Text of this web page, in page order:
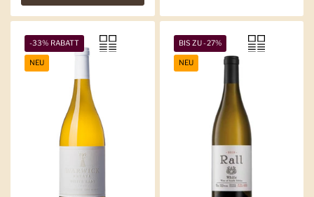
-33% RABATT
NEU
BIS ZU -27%
NEU